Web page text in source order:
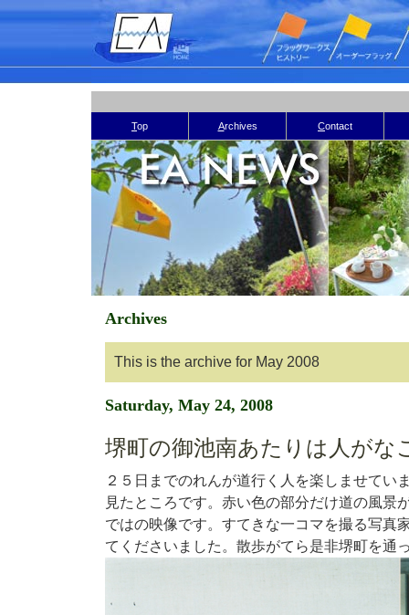
Top Archives Contact
Archives
This is the archive for May 2008
Saturday, May 24, 2008
堺町の御池南あたりは人がな
２５日までのれんが道行く人を楽しませてい
見たところです。赤い色の部分だけ道の風景
ではの映像です。すてきな一コマを撮る写真
てくださいました。散歩がてら是非堺町を通